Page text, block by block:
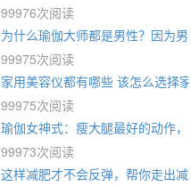
99976次阅读
为什么瑜伽大师都是男性？因为
99975次阅读
家用美容仪都有哪些 该怎么选择家
99975次阅读
瑜伽女神式：瘦大腿最好的动作
99973次阅读
这样减肥才不会反弹，帮你走出减